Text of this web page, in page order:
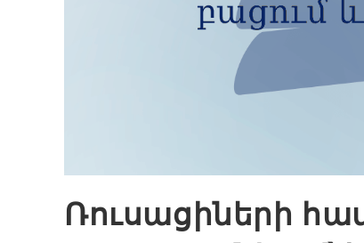
Ռուսացիների